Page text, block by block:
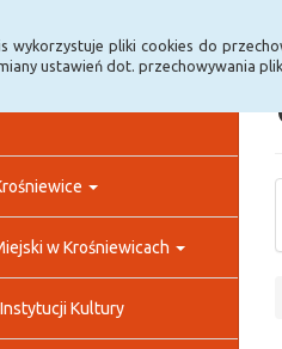
wykorzystuje pliki cookies do
ustawień dot. przechowywania
w Krośniewicach
Kultury